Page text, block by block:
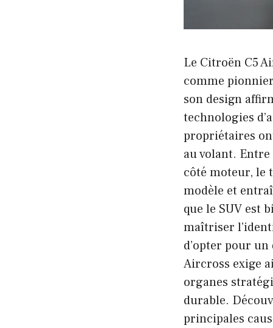
Le Citroën C5
comme
son design
technologies
propriétaires
au volant.
côté moteur, le
modèle et
que le SUV est
maîtriser
d’opter pour
Aircross exige
organes
durable.
principales